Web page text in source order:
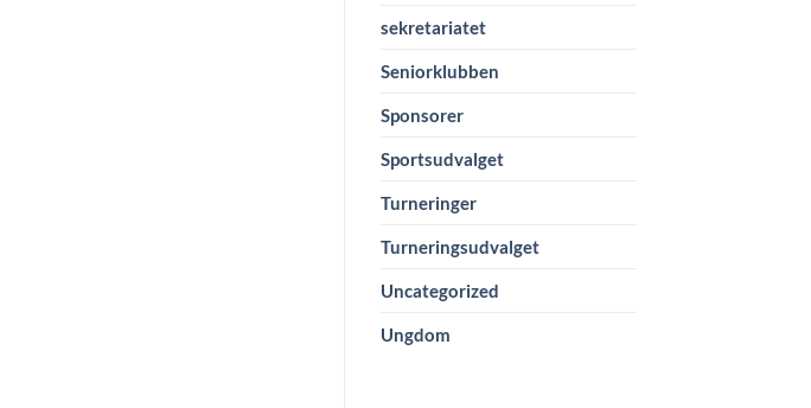
sekretariatet
Seniorklubben
Sponsorer
Sportsudvalget
Turneringer
Turneringsudvalget
Uncategorized
Ungdom